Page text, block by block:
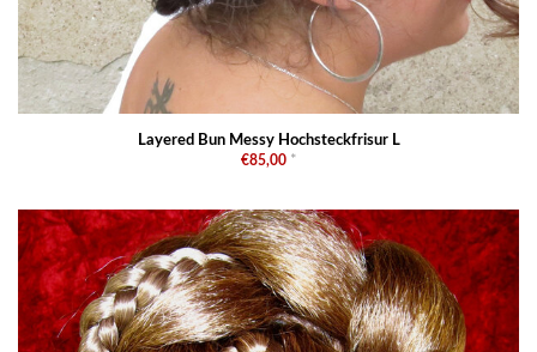
Layered Bun Messy Hochsteckfrisur L
€85,00 *